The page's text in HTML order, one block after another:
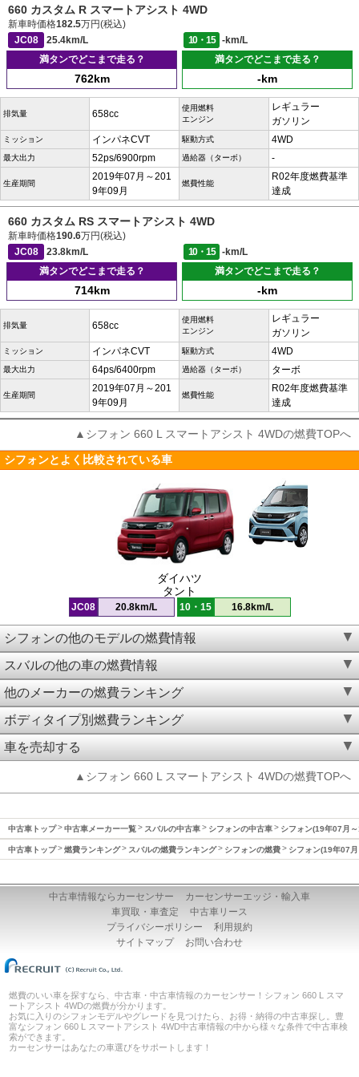
660 カスタム R スマートアシスト 4WD
新車時価格182.5万円(税込)
JC08
25.4km/L 10・15
-km/L
満タンでどこまで走る？
762km
満タンでどこまで走る？
-km
排気量 658cc
使用燃料
エンジン
レギュラー
ガソリン
ミッション インパネCVT 駆動方式 4WD
最大出力 52ps/6900rpm 過給器（ターボ） -
生産期間
2019年07月～201
9年09月
燃費性能
R02年度燃費基準
達成
660 カスタム RS スマートアシスト 4WD
新車時価格190.6万円(税込)
JC08
23.8km/L 10・15
-km/L
満タンでどこまで走る？
714km
満タンでどこまで走る？
-km
排気量 658cc
使用燃料
エンジン
レギュラー
ガソリン
ミッション インパネCVT 駆動方式 4WD
最大出力 64ps/6400rpm 過給器（ターボ） ターボ
生産期間
2019年07月～201
9年09月
燃費性能
R02年度燃費基準
達成
▲シフォン 660 L スマートアシスト 4WDの燃費TOPへ
シフォンとよく比較されている車
ダイハツ
タント
JC08 20.8km/L 10・15 16.8km/L
シフォンの他のモデルの燃費情報
スバルの他の車の燃費情報
他のメーカーの燃費ランキング
ボディタイプ別燃費ランキング
車を売却する
▲シフォン 660 L スマートアシスト 4WDの燃費TOPへ
中古車トップ 中古車メーカー一覧 スバルの中古車 シフォンの中古車 シフォン(19年07月
中古車トップ 燃費ランキング スバルの燃費ランキング シフォンの燃費 シフォン(19年07
中古車情報ならカーセンサー
カーセンサーエッジ・輸入車
車買取・車査定
中古車リース
プライバシーポリシー
利用規約
サイトマップ
お問い合わせ
燃費のいい車を探すなら、中古車・中古車情報のカーセンサー！シフォン 660 L スマ
ートアシスト 4WDの燃費が分かります。
お気に入りのシフォンモデルやグレードを見つけたら、お得・納得の中古車探し。豊
富なシフォン 660 L スマートアシスト 4WD中古車情報の中から様々な条件で中古車検
索ができます。
カーセンサーはあなたの車選びをサポートします！